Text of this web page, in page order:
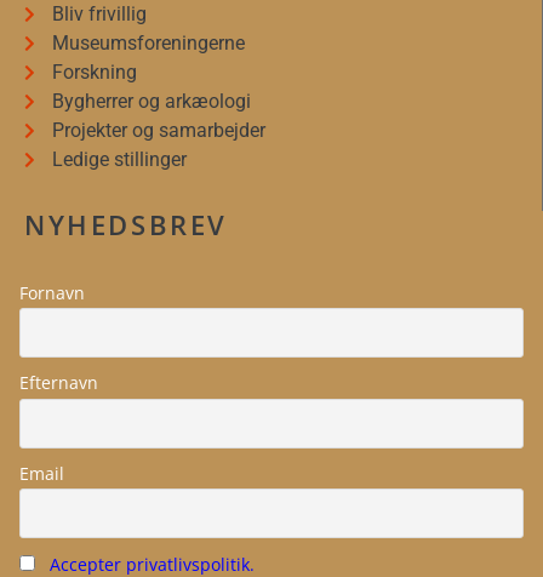
Bliv frivillig
Museumsforeningerne
Forskning
Bygherrer og arkæologi
Projekter og samarbejder
Ledige stillinger
NYHEDSBREV
Fornavn
Efternavn
Email
Accepter privatlivspolitik.